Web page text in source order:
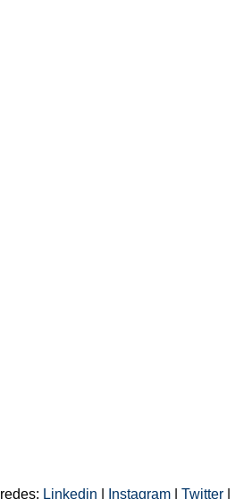
Linkedin Instagram Twitter